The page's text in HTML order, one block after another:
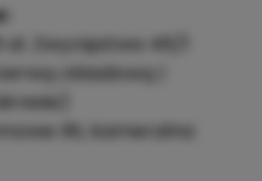
al. Zwycięstwa 46/1
obiadową |
IRI, kameralna